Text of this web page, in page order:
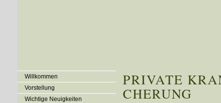
Willkommen
Vorstellung
Wichtige Neuigkeiten
PRIVATE
CHE­RUNG